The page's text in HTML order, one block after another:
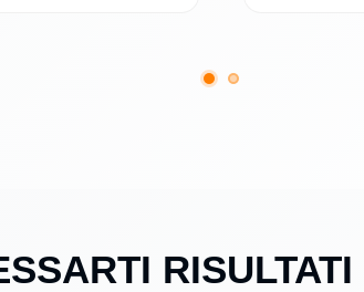
RISULTATI